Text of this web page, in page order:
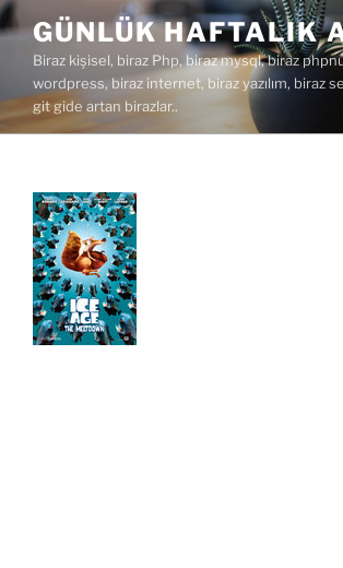
İçeriğe
geç
GÜNLÜK HAFTALIK
Biraz kişisel, biraz Php, biraz mysql, biraz
wordpress, biraz internet, biraz yazılım, biraz
git gide artan birazlar..